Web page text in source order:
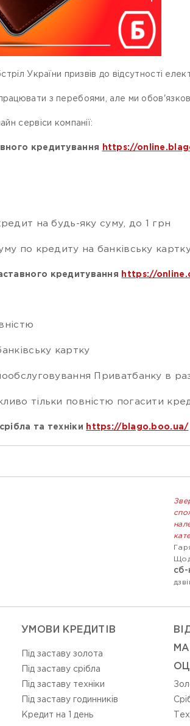
України призвів до відсутності
з перебоями, але ми
сервіси компанії:
кредитування https://
на будь-яку суму, до 1 грн
по кредиту на банківську
кредитування https://
картку
Приватбанку в
тільки повністю погасити
та техніки https://blago.boo.ua/
УМОВИ КРЕДИТІВ
Під заставу золота
Під заставу срібла
Під заставу техніки
Під заставу годинників
Кредит на 1 день